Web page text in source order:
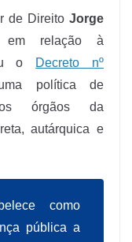
de Direito Jorge
relação à
o
Decreto nº
política de
órgãos da
autárquica e
como
pública a